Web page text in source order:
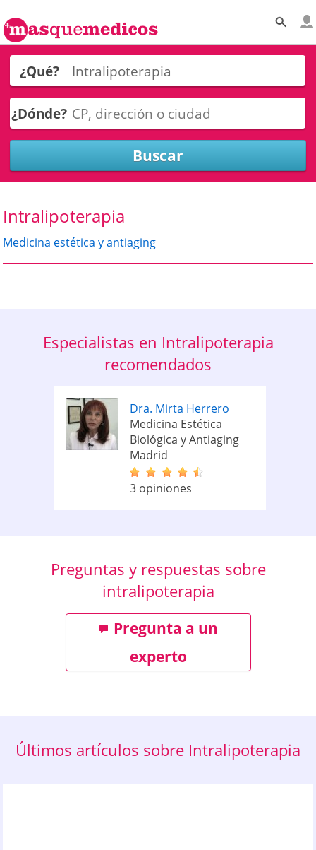
¿Qué?
¿Dónde?
Intralipoterapia
Medicina estética y antiaging
Especialistas en Intralipoterapia
recomendados
Dra. Mirta Herrero
Medicina Estética
Biológica y Antiaging
Madrid
3 opiniones
Preguntas y respuestas sobre
intralipoterapia
Pregunta a un
experto
Últimos artículos sobre Intralipoterapia